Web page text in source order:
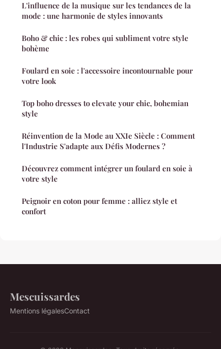
L'influence de la musique sur les tendances de la
mode : une harmonie de styles innovants
Boho & chic : les robes qui subliment votre style
bohème
Foulard en soie : l'accessoire incontournable pour
votre look
Top boho dresses to elevate your chic, bohemian
style
Réinvention de la Mode au XXIe Siècle : Comment
l'Industrie S'adapte aux Défis Modernes ?
Découvrez comment intégrer un foulard en soie à
votre style
Peignoir en coton pour femme : alliez style et
confort
Mescuissardes
Mentions légalesContact